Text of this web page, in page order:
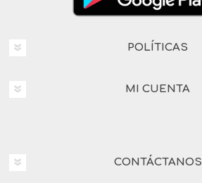
POLÍTICAS
MI CUENTA
CONTÁCTANOS